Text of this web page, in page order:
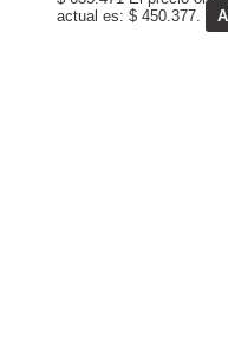
actual es: $ 450.377.